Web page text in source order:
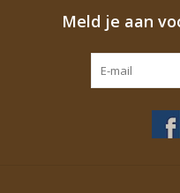
Meld je aan